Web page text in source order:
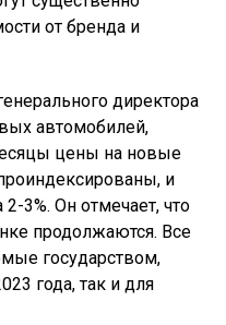
от бренда и
директора
автомобилей,
цены на новые
и
3%. Он отмечает, что
продолжаются. Все
государством,
года, так и для